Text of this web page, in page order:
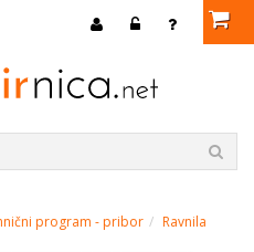
program - pribor Ravnila